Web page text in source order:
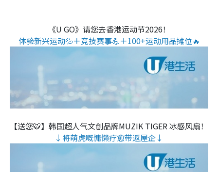
《U GO》请您去香港运动节2026！
体验新兴运动💦＋竞技赛事💪＋100+运动用品摊位🔥
【送您🐯】韩国超人气文创品牌MUZIK TIGER 冰感风扇！
↓将萌虎嘅慵懒疗愈带返屋企↓